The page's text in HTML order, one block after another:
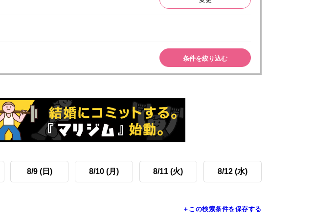
条件を絞り込む
8/9 (日) 8/10 (月) 8/11 (火) 8/12 (水)
＋この検索条件を保存する